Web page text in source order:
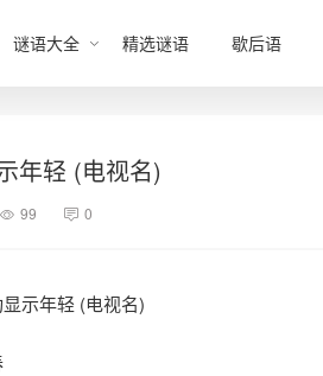
谜语大全 精选谜语 歇后语
年轻 (电视名)
99 0
示年轻 (电视名)